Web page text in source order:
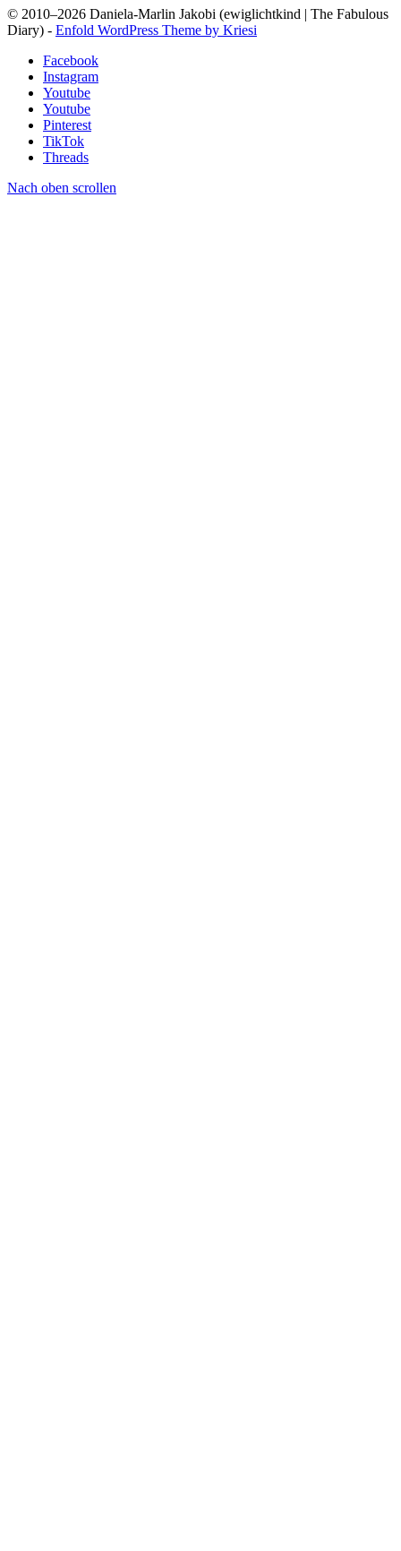
© 2010–2026 Daniela-Marlin Jakobi (ewiglichtkind | The Fabulous
Diary) - Enfold WordPress Theme by Kriesi
Facebook
Instagram
Youtube
Youtube
Pinterest
TikTok
Threads
Nach oben scrollen